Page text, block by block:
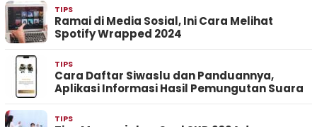
TIPS
Ramai di Media Sosial, Ini Cara Melihat
Spotify Wrapped 2024
TIPS
Cara Daftar Siwaslu dan Panduannya,
Aplikasi Informasi Hasil Pemungutan Suara
TIPS